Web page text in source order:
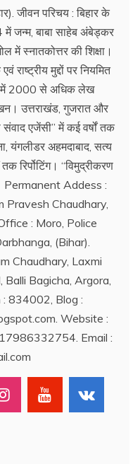
जीवन परिचय : बिहार के
जन्म, बाबा साहेब अंबेड्कर
में स्नातकोत्तर की शिक्षा।
राष्ट्रीय मुद्दों पर नियमित
में 2000 से अधिक लेख
उत्तराखंड, गुजरात और
संवाद एजेंसी’’ में कई वर्षों तक
यंगलीडर अहमदाबाद, सत्य
रिर्पोटिंग। ‘‘विमुद्रीकरण
Permanent Addess :
Pravesh Chaudhary,
: Moro, Police
(Bihar).
Chaudhary, Laxmi
Bagicha, Argora,
: 834002, Blog :
Website :
Email :